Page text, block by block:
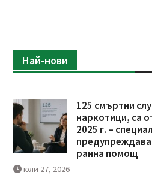
Най-нови
125 смъртни
наркотици, са
2025 г. –
ранна помощ
юли 27, 2026